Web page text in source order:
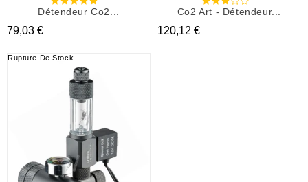
Détendeur Co2...
Prix
79,03 €
Co2 Art - Détendeur...
Prix
120,12 €
Rupture De Stock